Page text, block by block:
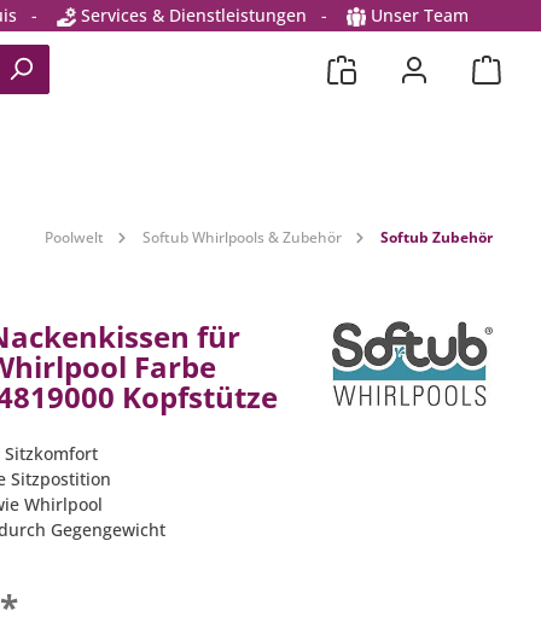
- Services & Dienstleistungen - Unser Team
Poolwelt Softub Whirlpools & Zubehör Softub Zubehör
für
Farbe
Kopfstütze
Sitzpostition
Whirlpool
Gegengewicht